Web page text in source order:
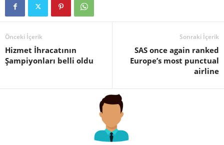
Önceki İçerik
Hizmet İhracatının
Şampiyonları belli oldu
Sonraki İçerik
SAS once again ranked
Europe’s most punctual
airline